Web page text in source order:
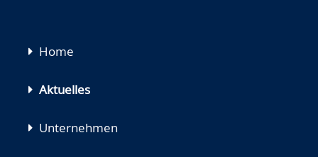
Navigation
Home
Aktuelles
Unternehmen